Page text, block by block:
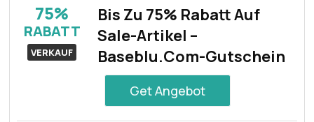
Sie zusätzlich.
75%
RABATT
VERKAUF
Bis Zu 75% Rabatt Auf
Sale-Artikel –
Baseblu.Com-Gutschein
Get Angebot